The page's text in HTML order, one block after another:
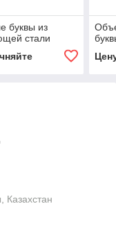
буквы из
стали
Казахстан